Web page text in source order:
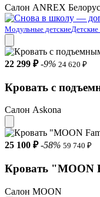
Салон ANREX
Модульные детские
22 299 ₽ -9% 24 620 ₽
Кровать с
Салон Askona
25 100 ₽ -58% 59 740 ₽
Кровать "MOON
Салон MOON